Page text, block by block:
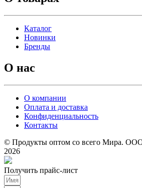
Каталог
Новинки
Бренды
О нас
О компании
Оплата и доставка
Конфиденциальность
Контакты
© Продукты оптом со всего Мира. ООО
2026
Получить прайс-лист